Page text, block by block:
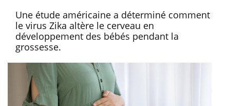
Une étude américaine a déterminé comment
le virus Zika altère le cerveau en
développement des bébés pendant la
grossesse.